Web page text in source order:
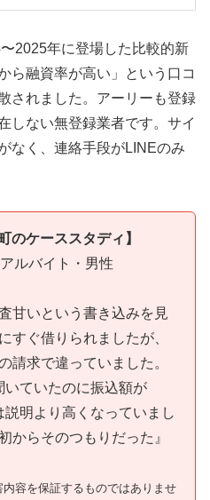
2025年に登場した比較的新
ら融資率が高い」という口コ
されました。アーリーも登録
しない無登録業者です。サイ
なく、連絡手段がLINEのみ
のケーススタディ】
ルバイト・男性
甘いという書き込みを見
すぐ借りられましたが、
請求で違っていました。
いていたのに振込額が
明より高くなっていまし
からそのつもりだった』
容を保証するものではありませ